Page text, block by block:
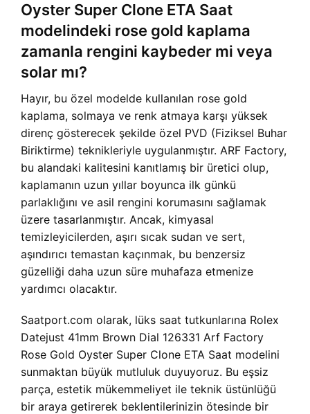
Oyster Super Clone ETA Saat
modelindeki rose gold kaplama
zamanla rengini kaybeder mi veya
solar mı?
Hayır, bu özel modelde kullanılan rose gold
kaplama, solmaya ve renk atmaya karşı yüksek
direnç gösterecek şekilde özel PVD (Fiziksel Buhar
Biriktirme) teknikleriyle uygulanmıştır. ARF Factory,
bu alandaki kalitesini kanıtlamış bir üretici olup,
kaplamanın uzun yıllar boyunca ilk günkü
parlaklığını ve asil rengini korumasını sağlamak
üzere tasarlanmıştır. Ancak, kimyasal
temizleyicilerden, aşırı sıcak sudan ve sert,
aşındırıcı temastan kaçınmak, bu benzersiz
güzelliği daha uzun süre muhafaza etmenize
yardımcı olacaktır.
Saatport.com olarak, lüks saat tutkunlarına Rolex
Datejust 41mm Brown Dial 126331 Arf Factory
Rose Gold Oyster Super Clone ETA Saat modelini
sunmaktan büyük mutluluk duyuyoruz. Bu eşsiz
parça, estetik mükemmeliyet ile teknik üstünlüğü
bir araya getirerek beklentilerinizin ötesinde bir